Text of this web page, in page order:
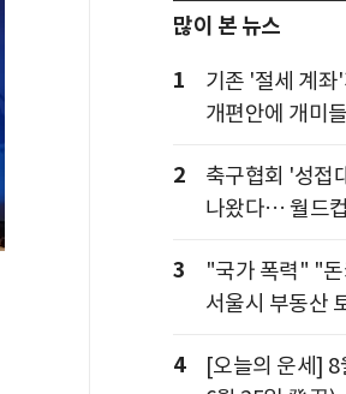
많이 본 뉴스
1
기존 '절세 계좌
개편안에 개미
2
축구협회 '성접
나왔다… 월드
3
"국가 폭력" "
서울시 부동산
4
[오늘의 운세] 8